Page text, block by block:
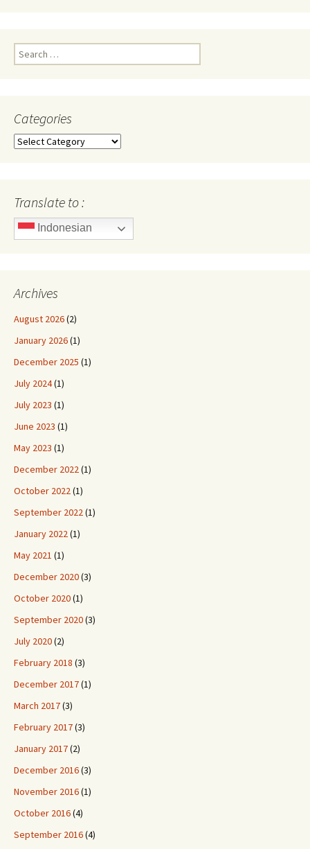
Search
for:
Categories
Categories
Translate to :
Indonesian
Archives
August 2026(2)
January 2026(1)
December 2025 (1)
July 2024(1)
July 2023 (1)
June 2023 (1)
May 2023 (1)
December 2022(1)
October 2022(1)
September 2022(1)
January 2022(1)
May 2021 (1)
December 2020(3)
October 2020(1)
September 2020(3)
July 2020(2)
February 2018 (3)
December 2017(1)
March 2017(3)
February 2017(3)
January 2017(2)
December 2016(3)
November 2016(1)
October 2016(4)
September 2016(4)